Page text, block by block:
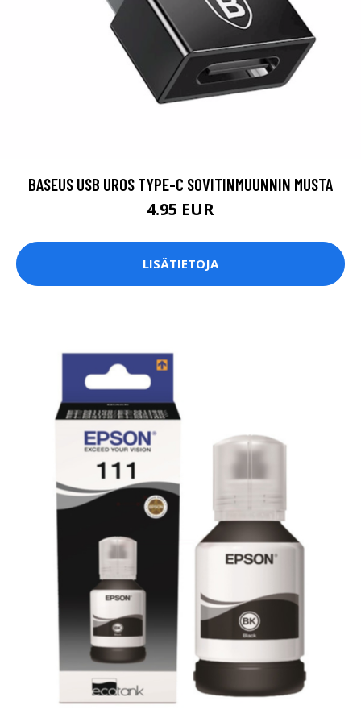
BASEUS USB UROS TYPE-C SOVITINMUUNNIN MUSTA
4.95 EUR
LISÄTIETOJA